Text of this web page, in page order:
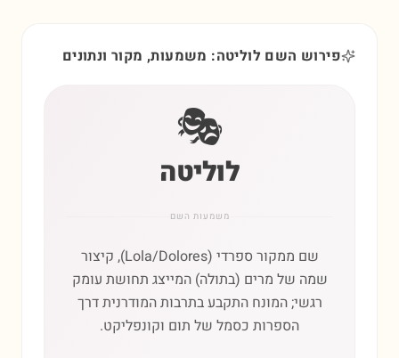
פירוש השם לוליטה: משמעות, מקור ונתונים
🎭
לוליטה
משמעות השם
שם ממקור ספרדי (Lola/Dolores), קיצור
שמה של מרים (בתולה) המייצג תחושת עומק
רגשי; המונח התקבע בתרבות המודרנית דרך
הספרות כסמל של תום וקונפליקט.